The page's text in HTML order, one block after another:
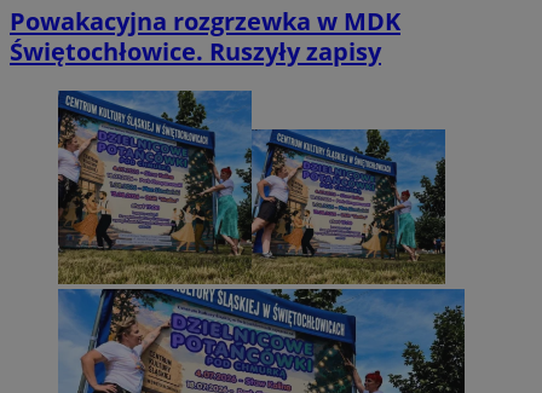
Powakacyjna rozgrzewka w MDK
Świętochłowice. Ruszyły zapisy